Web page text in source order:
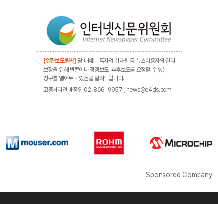
[열린보도원칙] 당 매체는 독자와 취재원 등 뉴스이용자의 권리
보장을 위해 반론이나 정정보도, 추후보도를 요청할 수 있는
창구를 열어두고 있음을 알려드립니다.
고충처리인 배종인 02-866-9957 , news@e4ds.com
Sponsored Company